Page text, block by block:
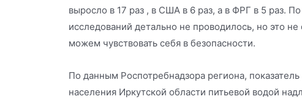
выросло в 17 раз , в США в 6 раз, а в ФРГ в 5 раз.
исследований детально не проводилось, но это не
можем чувствовать себя в безопасности.
По данным Роспотребнадзора региона,
населения Иркутской области питьевой водой